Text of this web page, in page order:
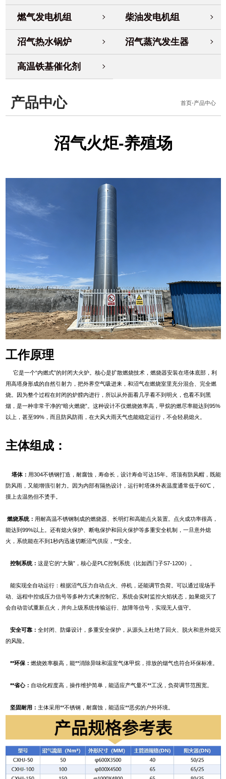
燃气发电机组 柴油发电机组
沼气热水锅炉 沼气蒸汽发生器
高温铁基催化剂
产品中心 首页-产品中心
沼气火炬-养殖场
工作原理
它是一个“内燃式”的封闭大火炉。核心是‌扩散燃烧技术‌，燃烧器安装在塔体底部，利
用高塔身形成的自然引射力，把外界空气吸进来，和沼气在燃烧室里充分混合、完全燃
烧。因为整个过程在封闭的炉膛内进行，所以从外面看几乎看不到明火，也看不到黑
烟，是一种非常干净的“暗火燃烧”。这种设计不仅燃烧效率高，甲烷的燃尽率能达到95%
以上，甚至99%，而且防风防雨，在大风大雨天气也能稳定运行，不会轻易熄火。
主体组成：
塔体‌： 用‌304不锈钢‌打造，耐腐蚀，寿命长，设计寿命可达15年。塔顶有‌防风帽‌，既能
防风雨，又能增强引射力。因为内部有隔热设计，运行时塔体外表温度通常低于60℃，
摸上去温热但不烫手。
‌燃烧系统‌： 用耐高温不锈钢制成的‌燃烧器‌、‌长明灯‌和‌高能点火装置‌。点火成功率很高，
能达到99%以上。还有‌熄火保护、断电保护和回火保护‌等多重安全机制，一旦意外熄
火，系统能在不到1秒内迅速切断沼气供应，**安全。‌
控制系统‌： 这是它的“大脑”，核心是‌PLC控制系统‌（比如西门子S7-1200）。
能实现全自动运行：根据沼气压力自动点火、停机，还能调节负荷。可以通过现场手
动、远程中控或压力信号等多种方式来控制它。系统会实时监控火焰状态，如果熄灭了
会自动尝试重新点火，并向上级系统传输运行、故障等信号，实现无人值守。
安全可靠‌： 全封闭、防爆设计，多重安全保护，从源头上杜绝了回火、脱火和意外熄灭
的风险。
‌ **环保‌： 燃烧效率极高，能**消除异味和温室气体甲烷，排放的烟气也符合环保标准。
‌**省心‌： 自动化程度高，操作维护简单，能适应产气量不**工况，负荷调节范围宽。 ‌
坚固耐用‌： 主体采用**不锈钢，耐腐蚀，能适应**恶劣的户外环境。